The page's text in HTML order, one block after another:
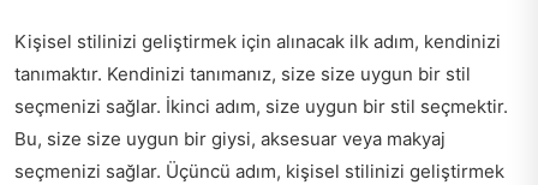
Kişisel stilinizi geliştirmek için alınacak ilk adım, kendinizi
tanımaktır. Kendinizi tanımanız, size size uygun bir stil
seçmenizi sağlar. İkinci adım, size uygun bir stil seçmektir.
Bu, size size uygun bir giysi, aksesuar veya makyaj
seçmenizi sağlar. Üçüncü adım, kişisel stilinizi geliştirmek